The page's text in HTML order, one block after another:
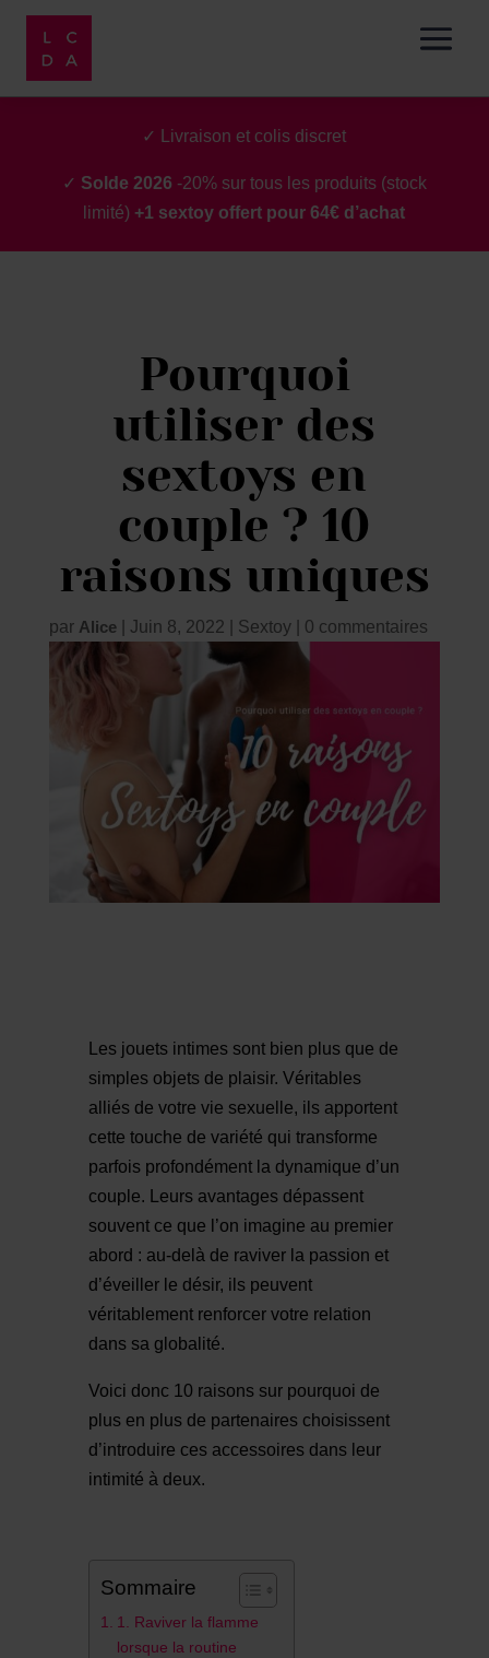
✓ Livraison et colis discret
✓ Solde 2026 -20% sur tous les produits (stock
limité) +1 sextoy offert pour 64€ d’achat
Pourquoi
utiliser des
sextoys en
couple ? 10
raisons uniques
par Alice| Juin 8, 2022 Sextoy| 0 commentaires
Les jouets intimes sont bien plus que de
simples objets de plaisir. Véritables
alliés de votre vie sexuelle, ils apportent
cette touche de variété qui transforme
parfois profondément la dynamique d’un
couple. Leurs avantages dépassent
souvent ce que l’on imagine au premier
abord : au-delà de raviver la passion et
d’éveiller le désir, ils peuvent
véritablement renforcer votre relation
dans sa globalité.
Voici donc 10 raisons sur pourquoi de
plus en plus de partenaires choisissent
d’introduire ces accessoires dans leur
intimité à deux.
Sommaire
1. Raviver la flamme
lorsque la routine